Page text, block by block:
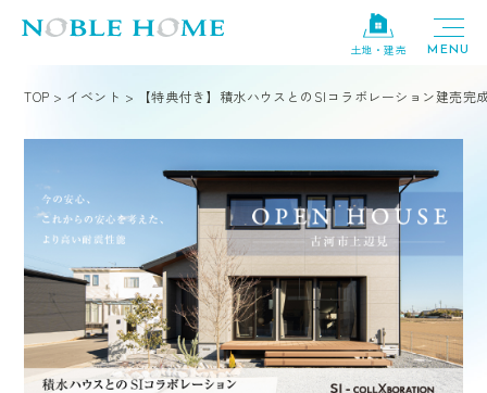
土地・建売
TOP > イベント > 【特典付き】積水ハウスとのSIコラボレーション建売完